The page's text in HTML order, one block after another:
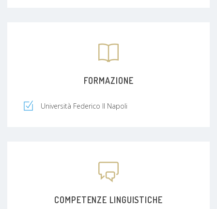
FORMAZIONE
Università Federico II Napoli
COMPETENZE LINGUISTICHE